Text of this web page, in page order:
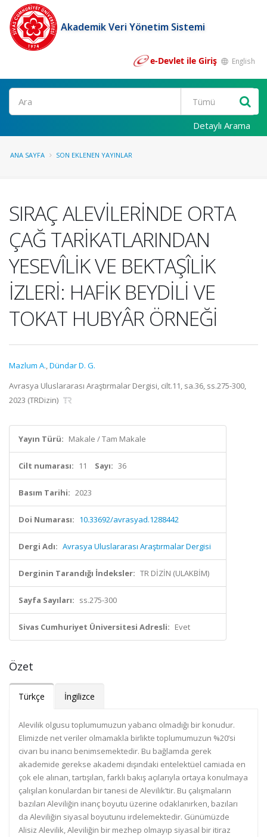
Akademik Veri Yönetim Sistemi
e-Devlet ile Giriş English
Ara
Detaylı Arama
ANA SAYFA SON EKLENEN YAYINLAR
SIRAÇ ALEVİLERİNDE ORTA
ÇAĞ TARİKATLARINDAN
YESEVÎLİK VE BEKTAŞÎLİK
İZLERİ: HAFİK BEYDİLİ VE
TOKAT HUBYÂR ÖRNEĞİ
Mazlum A.,Dündar D. G.
Avrasya Uluslararası Araştırmalar Dergisi, cilt.11, sa.36, ss.275-300,
2023 (TRDizin)
Yayın Türü: Makale / Tam Makale
Cilt numarası: 11 Sayı: 36
Basım Tarihi: 2023
Doi Numarası: 10.33692/avrasyad.1288442
Dergi Adı: Avrasya Uluslararası Araştırmalar Dergisi
Derginin Tarandığı İndeksler: TR DİZİN (ULAKBİM)
Sayfa Sayıları: ss.275-300
Sivas Cumhuriyet Üniversitesi Adresli: Evet
Özet
Türkçe İngilizce
Alevilik olgusu toplumumuzun yabancı olmadığı bir konudur.
Elimizde net veriler olmamakla birlikte toplumumuzun %20’si
civarı bu inancı benimsemektedir. Bu bağlamda gerek
akademide gerekse akademi dışındaki entelektüel camiada en
çok ele alınan, tartışılan, farklı bakış açılarıyla ortaya konulmaya
çalışılan konulardan bir tanesi de Alevilik’tir. Bu çalışmaların
bazıları Aleviliğin inanç boyutu üzerine odaklanırken, bazıları
da Aleviliğin siyasal boyutunu irdelemektedir. Günümüzde
Alisiz Alevilik, Aleviliğin bir mezhep olmayıp siyasal bir itiraz